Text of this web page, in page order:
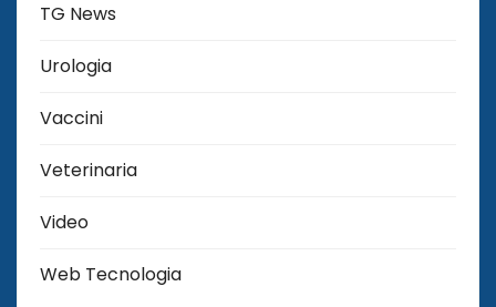
TG News
Urologia
Vaccini
Veterinaria
Video
Web Tecnologia